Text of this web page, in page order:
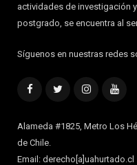
actividades de investigación
postgrado, se encuentra al
Síguenos en nuestras redes
FacebookTwitterInstagram
Alameda #1825, Metro Los
de Chile.
Email: derecho[a]uahurtado.cl